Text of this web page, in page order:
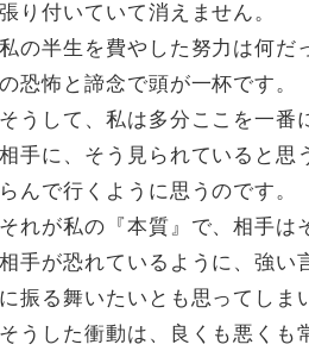
張り付いていて消えません。
私の半生を費やした努力は何だ
の恐怖と諦念で頭が一杯です。
そうして、私は多分ここを一
相手に、そう見られていると思
らんで行くように思うのです。
それが私の『本質』で、相手
相手が恐れているように、強い
に振る舞いたいとも思ってしま
そうした衝動は、良くも悪くも